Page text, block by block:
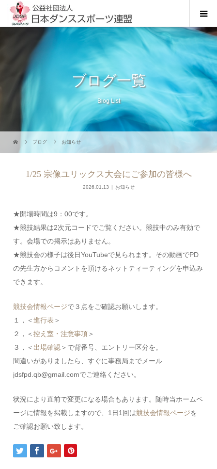
ブログ一覧
Blog List
ブログ お知らせ
1/25 宗像ユリックス大会にご参加の皆様へ
2026.01.13 お知らせ
★開場時間は9：00です。
★競技結果は2次元コードでご覧ください。競技中のみ有効で
す。会場での掲示はありません。
★競技会の様子は後日YouTubeで見られます。その動画でPD
の先生方からコメントを頂けるネットティーティングを申込み
できます。
競技会情報ページで３点をご確認お願いします。
１，＜進行表 ＞
２，＜控え室・注意事項 ＞
３，＜ 出場確認＞で背番号、エントリー区分を。
間違いがありましたら、すぐに事務局までメール
jdsfpd.qb@gmail.comでご連絡ください。
状況により直前で変更になる場合もあります。随時当ホームペ
ージに情報を掲載しますので、1日1回は競技会情報ページを
ご確認お願い致します。